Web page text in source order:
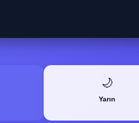
🌙
Yarın